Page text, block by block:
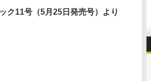
ク11号（5月25日発売号）より